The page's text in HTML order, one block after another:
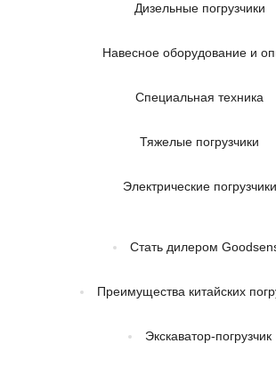
Дизельные погрузчики
Навесное оборудование и
Специальная техника
Тяжелые погрузчики
Электрические погрузчики
Стать дилером
Преимущества китайских
Экскаватор-погрузчик